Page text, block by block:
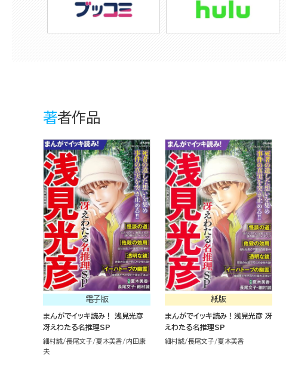
著者作品
電子版
まんがでイッキ読み！ 浅見光彦
冴えわたる名推理SP
細村誠 長尾文子 夏木美香
内田康
夫
紙版
まんがでイッキ読み！浅見光彦 冴
えわたる名推理SP
細村誠 長尾文子 夏木美香